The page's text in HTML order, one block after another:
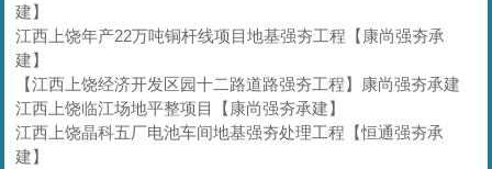
建】
江西上饶年产22万吨铜杆线项目地基强夯工程【康尚强夯承
建】
【江西上饶经济开发区园十二路道路强夯工程】康尚强夯承建
江西上饶临江场地平整项目【康尚强夯承建】
江西上饶晶科五厂电池车间地基强夯处理工程【恒通强夯承
建】